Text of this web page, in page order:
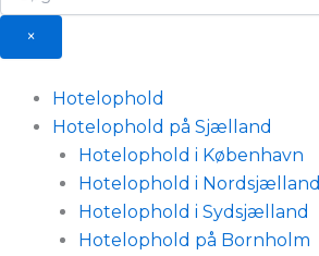
×
Hotelophold
Hotelophold på Sjælland
Hotelophold i København
Hotelophold i Nordsjælland
Hotelophold i Sydsjælland
Hotelophold på Bornholm